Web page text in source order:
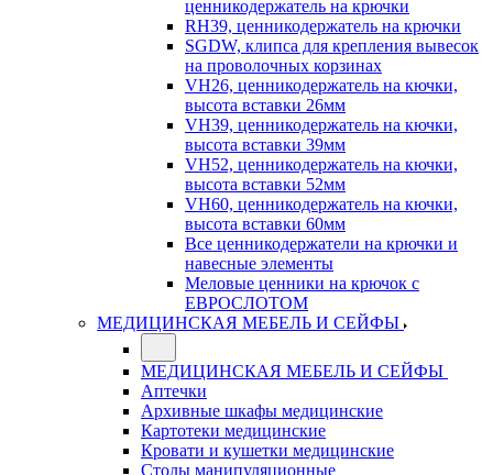
ценникодержатель на крючки
RH39, ценникодержатель на крючки
SGDW, клипса для крепления вывесок
на проволочных корзинах
VH26, ценникодержатель на кючки,
высота вставки 26мм
VH39, ценникодержатель на кючки,
высота вставки 39мм
VH52, ценникодержатель на кючки,
высота вставки 52мм
VH60, ценникодержатель на кючки,
высота вставки 60мм
Все ценникодержатели на крючки и
навесные элементы
Меловые ценники на крючок с
ЕВРОСЛОТОМ
МЕДИЦИНСКАЯ МЕБЕЛЬ И СЕЙФЫ
МЕДИЦИНСКАЯ МЕБЕЛЬ И СЕЙФЫ
Аптечки
Архивные шкафы медицинские
Картотеки медицинские
Кровати и кушетки медицинские
Столы манипуляционные